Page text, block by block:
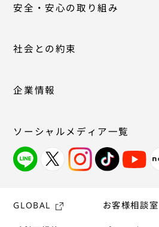
安全・安心の取り組み
社会との約束
企業情報
ソーシャルメディア一覧
GLOBAL お客様相談室